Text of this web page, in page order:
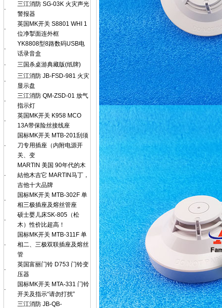
·
三江消防 SG-03K 火灾声光
警报器
·
英国MK开关 S8801 WHI 1
位净掣面连外框
·
YK8808型8路数码USB电
话录音盒
·
三国杀桌游典藏版(纸牌)
·
三江消防 JB-FSD-981 火灾
显示盘
·
三江消防 QM-ZSD-01 放气
指示灯
·
英国MK开关 K958 MCO
13A带保险丝接线座
·
国标MK开关 MTB-201刮须
刀专用插座（内附电源开
关、变
·
MARTlN 美国 90年代的木
結他木吉它 MARTIN马丁，
吉他十大品牌
·
国标MK开关 MTB-302F 单
相三极插座及熔丝管座
·
硕士婴儿床SK-805（松
木）性价比超高！
·
国标MK开关 MTB-311F 单
相二、三极双联插座及熔丝
管
·
英国富丽门铃 D753 门铃变
压器
·
国标MK开关 MTA-331 门铃
开关及指示“请勿打扰”
三江消防 JB-QB-